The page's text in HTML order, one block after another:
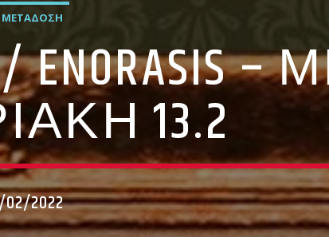
ΜΕΤΆΔΟΣΗ
–
13.2
02/2022